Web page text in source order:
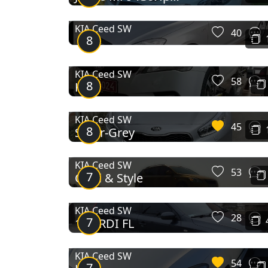
157Nm
8
KIA Ceed SW 40
8
KIA Ceed SW
KIA 58
8
KIA Ceed SW
Silver-Grey 45
7
KIA Ceed SW
CRDi & Style 53
7
KIA Ceed SW
1.6CRDI FL 28
KIA Ceed SW
54